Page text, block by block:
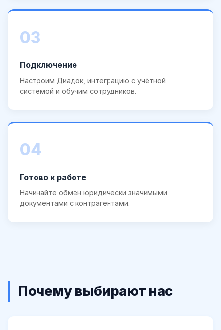
03
Подключение
Настроим Диадок, интеграцию с учётной
системой и обучим сотрудников.
04
Готово к работе
Начинайте обмен юридически значимыми
документами с контрагентами.
Почему выбирают нас